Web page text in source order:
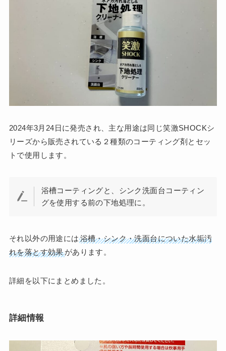
2024年3月24日に発売され、主な用途は同じ笑激SHOCKシ
リーズから販売されている２種類のコーティング剤とセッ
トで使用します。
浴槽コーティングと、シンク洗面台コーティン
グを使用する前の下地処理に。
それ以外の用途には 浴槽・シンク・洗面台についた水垢汚
れを落とす効果があります。
詳細を以下にまとめました。
詳細情報